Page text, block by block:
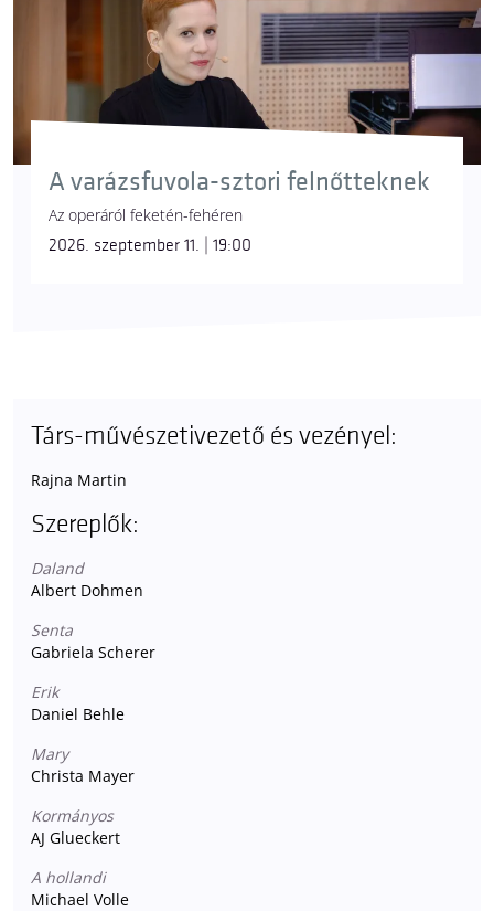
A varázsfuvola-sztori felnőtteknek
Az operáról feketén-fehéren
2026. szeptember 11. | 19:00
Társ-művészetivezető és vezényel:
Rajna Martin
Szereplők:
Daland
Albert Dohmen
Senta
Gabriela Scherer
Erik
Daniel Behle
Mary
Christa Mayer
Kormányos
AJ Glueckert
A hollandi
Michael Volle